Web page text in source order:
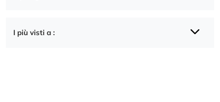
I più visti a :